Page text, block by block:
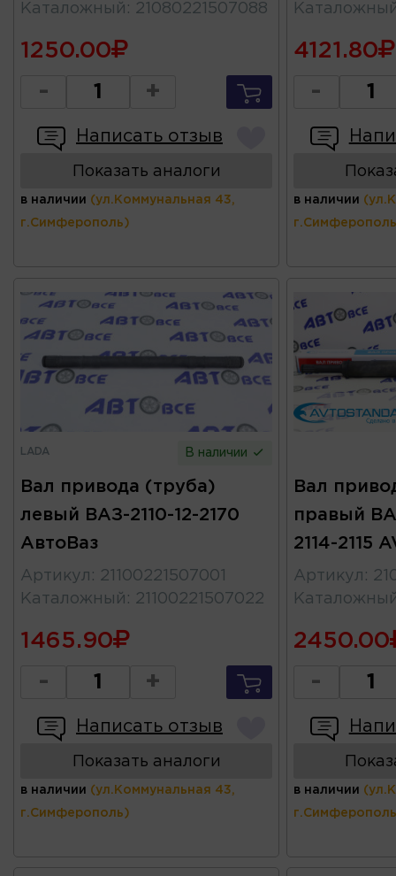
Каталожный : 21080221507088
1250.00
- +
Написать отзыв
Показать аналоги
в наличии (ул.Коммунальная 43,
г.Симферополь)
4121.80
-
в наличии
LADA В наличии
Вал привода (труба)
левый ВАЗ-2110-12-2170
АвтоВаз
Артикул : 21100221507001
Каталожный : 21100221507022
1465.90
- +
Написать отзыв
Показать аналоги
в наличии (ул.Коммунальная 43,
г.Симферополь)
Вал
правый
2114-2115
Артикул :
2450.00
-
в наличии